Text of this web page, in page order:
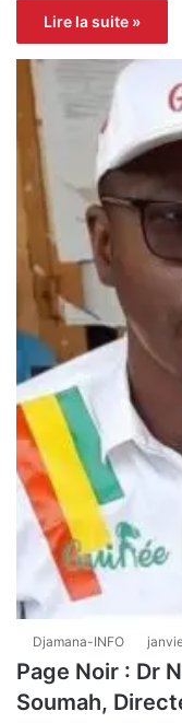
Lire la suite »
Djamana-INFO
Page Noir : Dr
Soumah,